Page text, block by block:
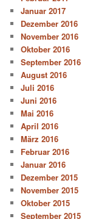
Januar 2017
Dezember 2016
November 2016
Oktober 2016
September 2016
August 2016
Juli 2016
Juni 2016
Mai 2016
April 2016
März 2016
Februar 2016
Januar 2016
Dezember 2015
November 2015
Oktober 2015
September 2015